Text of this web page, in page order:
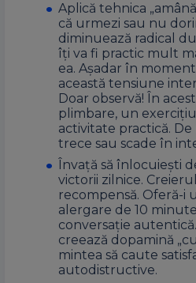
Aplică tehnica
că urmezi sau nu
diminuează radical
îţi va fi practic mult
ea. Aşadar în
această tensiune
Doar observă! În
plimbare, un
activitate practică.
trece sau scade în
Învață să înlocuiești
victorii zilnice.
recompensă. Oferă-i
alergare de 10
conversație
creează dopamină
mintea să caute
autodistructive.